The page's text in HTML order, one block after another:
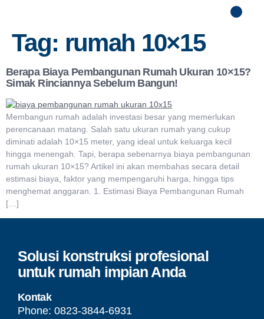
Tag: rumah 10×15
Berapa Biaya Pembangunan Rumah Ukuran 10×15?
Simak Rinciannya Sebelum Bangun!
Membangun rumah adalah investasi besar yang memerlukan
perencanaan matang. Salah satu ukuran rumah yang cukup
diminati adalah 10×15 meter, yang ideal untuk keluarga kecil
hingga menengah. Tapi, berapa sebenarnya biaya pembangunan
rumah ukuran 10×15? Artikel ini akan membahas secara detail
estimasi biaya, faktor yang mempengaruhi harga, hingga tips
menghemat anggaran. 1. Estimasi Biaya Pembangunan Rumah
[…]
Solusi konstruksi profesional
untuk rumah impian Anda
Kontak
Phone: 0823-3844-6931‬